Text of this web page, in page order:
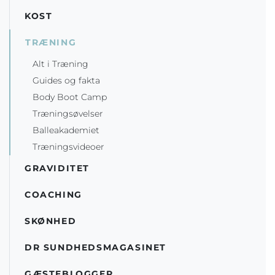
KOST
TRÆNING
Alt i Træning
Guides og fakta
Body Boot Camp
Træningsøvelser
Balleakademiet
Træningsvideoer
GRAVIDITET
COACHING
SKØNHED
DR SUNDHEDSMAGASINET